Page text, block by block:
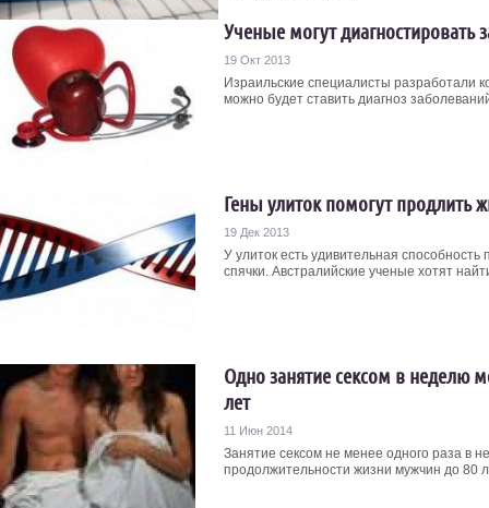
Ученые могут диагностировать
19 Окт 2013
Израильские специалисты разработали
можно будет ставить диагноз
Гены улиток помогут продлить
19 Дек 2013
У улиток есть удивительная
спячки. Австралийские ученые хотят
Одно занятие сексом в неделю
лет
11 Июн 2014
Занятие сексом не менее одного раза в
продолжительности жизни мужчин до 80